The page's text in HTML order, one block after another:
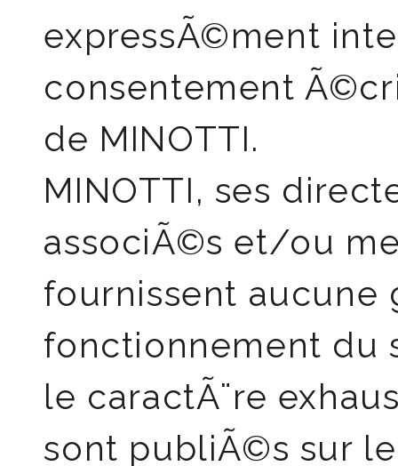
expressÃ©ment
consentement
de MINOTTI.
MINOTTI, ses
associÃ©s et/ou
fournissent aucune
fonctionnement du
le caractÃ¨re
sont publiÃ©s sur